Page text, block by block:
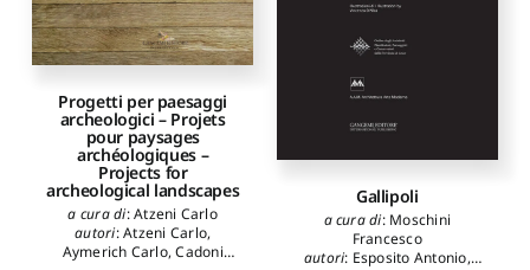
Serafini Lucia,Socciarelli
Antonio Maria,Tertulliani
Andrea,Trezzi Riccardo,
Tullo Nicola,Tuteri Rosanna,
Clara,Vittorini Alessandra
Zotta Cinzia
Pirinu Andrea
Tagliagambe Silvano
Alessandra
Progetti per paesaggi
archeologici – Projets
pour paysages
archéologiques –
Projects for
archeological landscapes
a cura di:Atzeni Carlo
autori:Atzeni Carlo,
Aymerich Carlo,Cadoni
Gallipoli
a cura di: Moschini
Francesco
autori: Esposito Antonio,